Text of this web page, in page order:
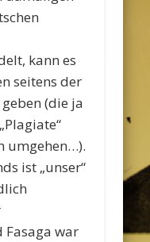
kann es
seitens der
(die ja
umgehen…).
ist „unser“
war